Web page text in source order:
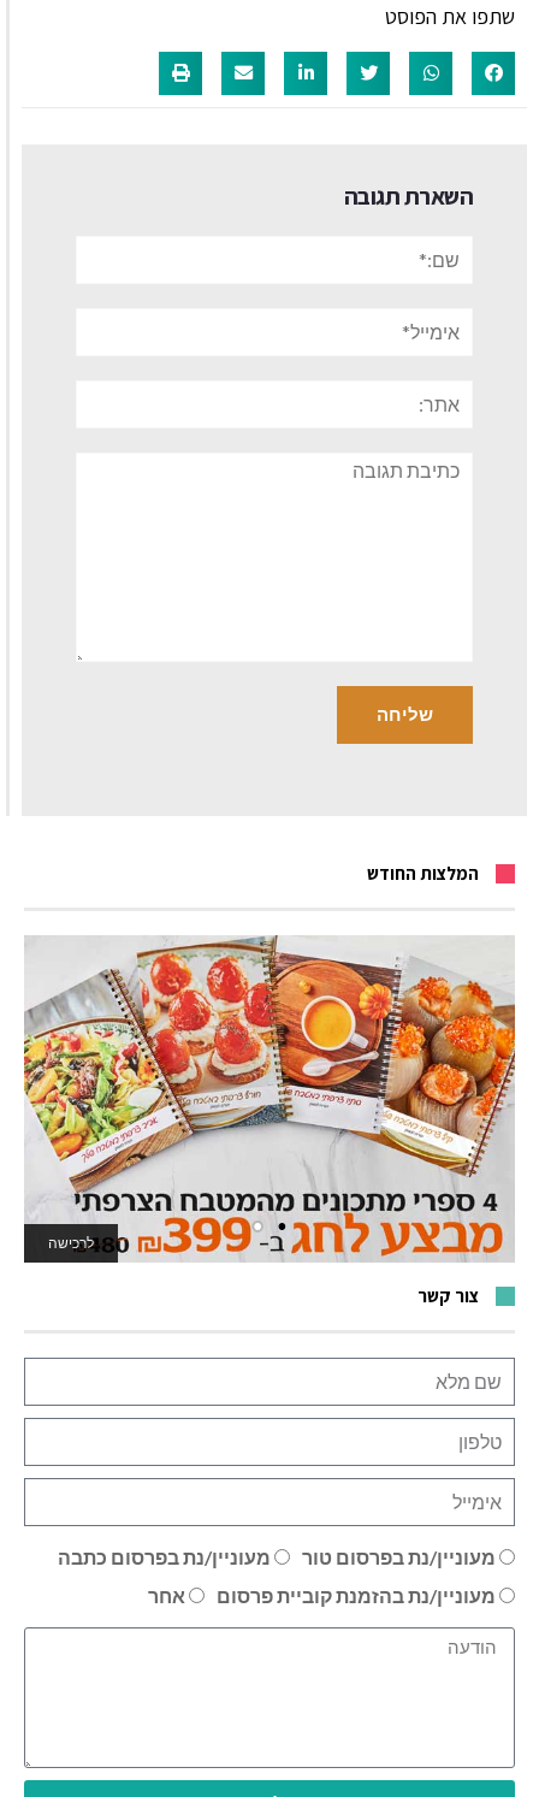
שתפו את הפוסט
השארת תגובה
תגובה
המלצות החודש
לרכישה
לאתר המשחקים
צור קשר
מעוניין/נת בפרסום טור
מעוניין/נת בפרסום כתבה
מעוניין/נת בהזמנת קוביית פרסום
אחר